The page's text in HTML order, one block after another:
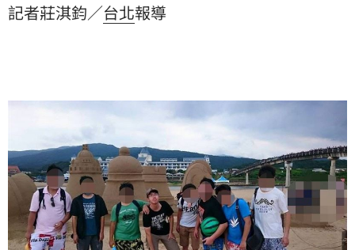
記者莊淇鈞／台北報導